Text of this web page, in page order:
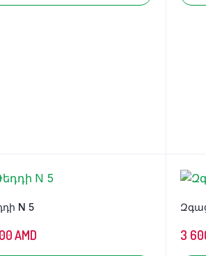
N 5
AMD 3